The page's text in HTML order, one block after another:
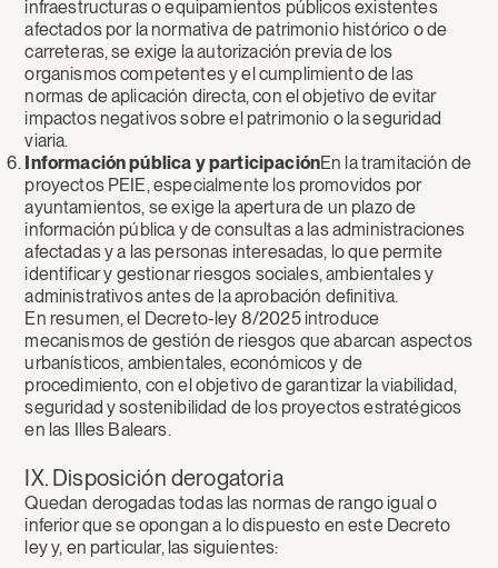
infraestructuras o equipamientos públicos existentes
afectados por la normativa de patrimonio histórico o de
carreteras, se exige la autorización previa de los
organismos competentes y el cumplimiento de las
normas de aplicación directa, con el objetivo de evitar
impactos negativos sobre el patrimonio o la seguridad
viaria.
Información pública y participaciónEn la tramitación de
proyectos PEIE, especialmente los promovidos por
ayuntamientos, se exige la apertura de un plazo de
información pública y de consultas a las administraciones
afectadas y a las personas interesadas, lo que permite
identificar y gestionar riesgos sociales, ambientales y
administrativos antes de la aprobación definitiva.
En resumen, el Decreto-ley 8/2025 introduce
mecanismos de gestión de riesgos que abarcan aspectos
urbanísticos, ambientales, económicos y de
procedimiento, con el objetivo de garantizar la viabilidad,
seguridad y sostenibilidad de los proyectos estratégicos
en las Illes Balears.
IX. Disposición derogatoria
Quedan derogadas todas las normas de rango igual o
inferior que se opongan a lo dispuesto en este Decreto
ley y, en particular, las siguientes: